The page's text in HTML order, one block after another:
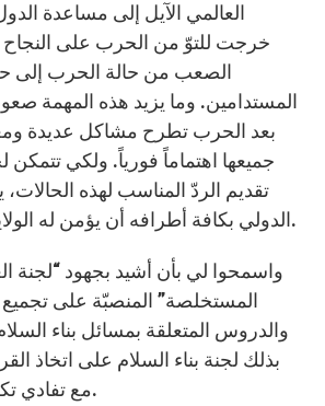
العالمي الآيل إلى مساعدة
خرجت للتوّ من الحرب على النجاح
الصعب من حالة الحرب إلى
المستدامين. وما يزيد هذه المهمة
بعد الحرب تطرح مشاكل عديدة
جميعها اهتماماً فورياً. ولكي تتمكن
تقديم الردّ المناسب لهذه
الدولي بكافة أطرافه أن يؤمن له الولاية والموارد اللازمة.
واسمحوا لي بأن أشيد بجهود “لجنة
المستخلصة” المنصبّة على
والدروس المتعلقة بمسائل بناء
بذلك لجنة بناء السلام على اتخاذ
مع تفادي تكرار أخطاء الماضي.